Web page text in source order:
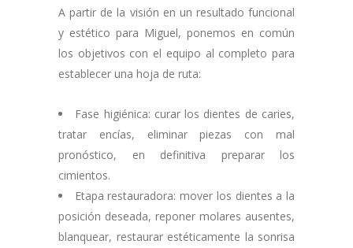
A partir de la visión en un resultado funcional
y estético para Miguel, ponemos en común
los objetivos con el equipo al completo para
establecer una hoja de ruta:
Fase higiénica: curar los dientes de caries,
tratar encías, eliminar piezas con mal
pronóstico, en definitiva preparar los
cimientos.
Etapa restauradora: mover los dientes a la
posición deseada, reponer molares ausentes,
blanquear, restaurar estéticamente la sonrisa